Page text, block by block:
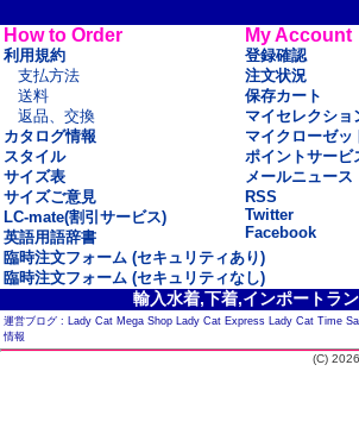
How to Order
利用規約
支払方法
送料
返品、交換
カタログ情報
スタイル
サイズ表
サイズご意見
LC-mate(割引サービス)
英語用語辞書
My Account
登録確認
注文状況
保存カート
マイセレクショ
マイクローゼッ
ポイントサービ
メールニュース
RSS
Twitter
Facebook
臨時注文フォーム (セキュリティあり)
臨時注文フォーム (セキュリティなし)
輸入水着,下着,インポートラ
運営ブログ : Lady Cat Mega Shop Lady Cat Express Lady Cat Time
情報
(C)